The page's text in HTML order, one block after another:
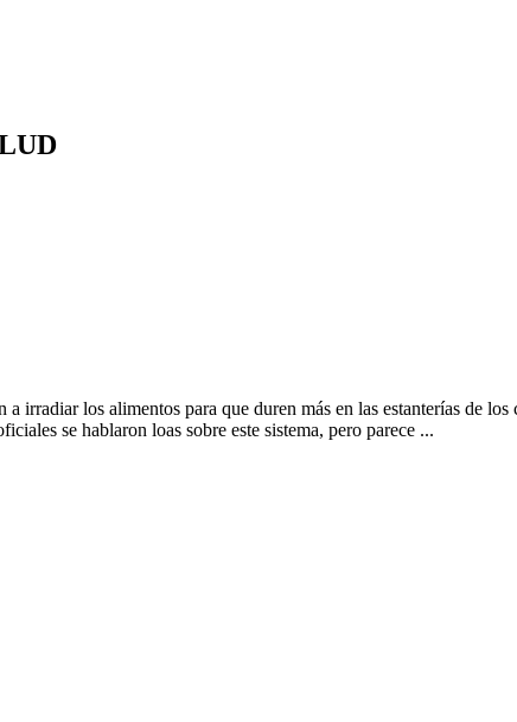
los alimentos para que duren más en las estanterías de los
se hablaron loas sobre este sistema, pero parece ...